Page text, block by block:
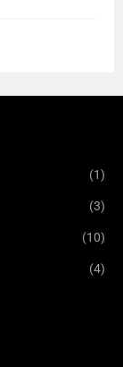
(1)
(3)
(10)
(4)